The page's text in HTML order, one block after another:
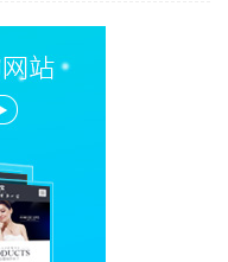
同比增长118.13%；综
比增长2.33%达468.79亿
型取得良好开局。